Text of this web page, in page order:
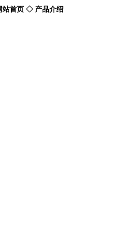
站首页 ◇ 产品介绍